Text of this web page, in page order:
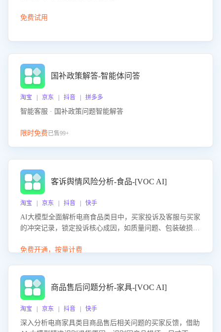
免费试用
国补政策解答-智能体问答
淘宝 | 京东 | 抖音 | 拼多多
智能客服 · 国补政策问题智能解答
限时免费已售99+
客诉舆情风险分析-食品-[VOC AI]
淘宝 | 京东 | 抖音 | 快手
AI大模型全面解析电商食品类目中，买家投诉及客服与买家
的冲突记录，锁定投诉核心成因，如质量问题、包装破损
置差评防控，提升客户满意度。
免费开通，按量计费
商品售后问题分析-家具-[VOC AI]
淘宝 | 京东 | 抖音 | 快手
深入分析电商家具类目商品售后相关问题的买家反馈，借助